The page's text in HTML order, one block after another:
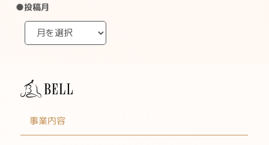
●投稿月
事業内容